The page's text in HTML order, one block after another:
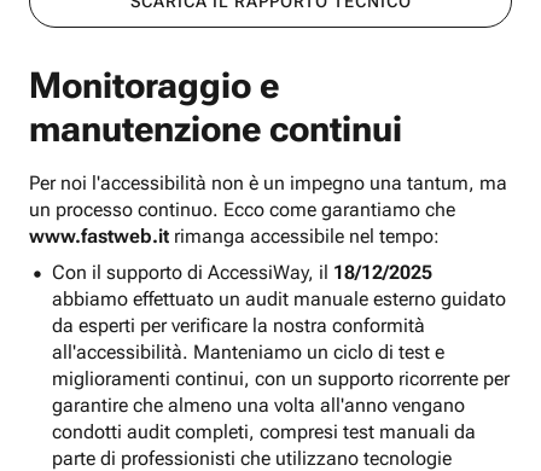
Monitoraggio e
manutenzione continui
Per noi l'accessibilità non è un impegno una tantum, ma
un processo continuo. Ecco come garantiamo che
www.fastweb.it rimanga accessibile nel tempo:
Con il supporto di AccessiWay, il 18/12/2025
abbiamo effettuato un audit manuale esterno guidato
da esperti per verificare la nostra conformità
all'accessibilità. Manteniamo un ciclo di test e
miglioramenti continui, con un supporto ricorrente per
garantire che almeno una volta all'anno vengano
condotti audit completi, compresi test manuali da
parte di professionisti che utilizzano tecnologie